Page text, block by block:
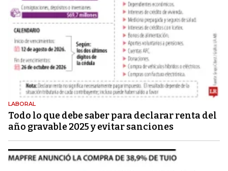
LABORAL
Todo lo que debe saber para declarar renta del
año gravable 2025 y evitar sanciones